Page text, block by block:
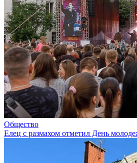
Общество
Елец с размахом отметил День